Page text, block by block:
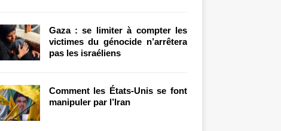
Gaza : se limiter à compter les
victimes du génocide n’arrêtera
pas les israéliens
Comment les États-Unis se font
manipuler par l’Iran